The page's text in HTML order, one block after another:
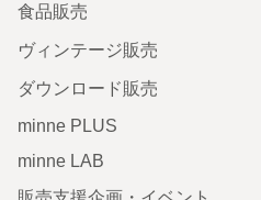
食品販売
ヴィンテージ販売
ダウンロード販売
minne PLUS
minne LAB